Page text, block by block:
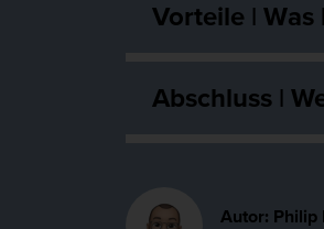
Vorteile |
Abschluss |
Autor: Philip